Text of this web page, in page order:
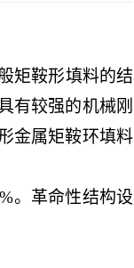
矩鞍形填料的结
有较强的机械刚
金属矩鞍环填料
。革命性结构设